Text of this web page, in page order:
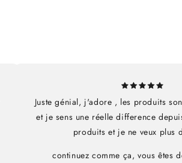
Juste génial, j'adore , les produits
et je sens une réelle difference
produits et je ne veux plus
continuez comme ça, vous êtes